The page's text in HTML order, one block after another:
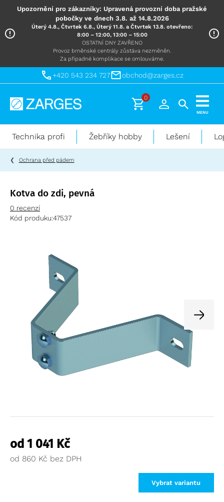
Upozornění pro zákazníky: Upravená provozní doba pražské
pobočky ve dnech 3.8. až 14.8.2026
Úterý 4.8., Čtvrtek 6.8., Úterý 11.8. a Čtvrtek 13.8. otevřeno:
8:00 – 12:00, 13:00 – 15:00
OSTATNÍ DNY ZAVŘENO
Provoz brněnské centrály zůstáva nezměněn.
Za případné komplikace se omlouváme.
+420 543 234 727 obchod@zarges.cz
Technika
práci
výškách
0
MENU
Technika profi Žebříky hobby Lešení
Ochrana před pádem
Kotva do zdi, pevná
0 recenzí
Kód produku:47537
od 1 041 Kč
od 860 Kč
Vybrat variantu